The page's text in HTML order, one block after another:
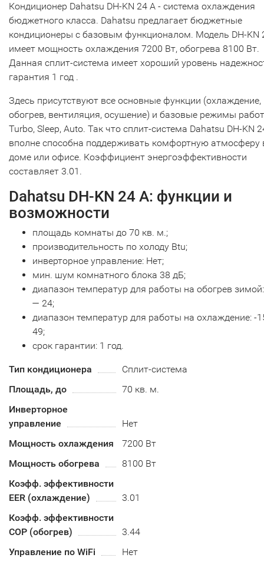
Кондиционер Dahatsu DH-KN 24 А - система охлаждения
бюджетного класса. Dahatsu предлагает бюджетные
кондиционеры с базовым функционалом. Модель DH-KN
имеет мощность охлаждения 7200 Вт, обогрева 8100 Вт.
Данная сплит-система имеет хороший уровень
гарантия 1 год .
Здесь присутствуют все основные функции (охлаждение,
обогрев, вентиляция, осушение) и базовые режимы
Turbo, Sleep, Auto. Так что сплит-система Dahatsu DH-KN
вполне способна поддерживать комфортную атмосферу
доме или офисе. Коэффициент энергоэффективности
составляет 3.01.
Dahatsu DH-KN 24 А: функции и
возможности
площадь комнаты до 70 кв. м.;
производительность по холоду Btu;
инверторное управление: Нет;
мин. шум комнатного блока 38 дБ;
диапазон температур для работы на обогрев
— 24;
диапазон температур для работы на охлаждение: -
49;
срок гарантии: 1 год.
Тип кондиционера
Сплит-система
Площадь, до
70 кв. м.
Инверторное
управление
Нет
Мощность охлаждения
7200 Вт
Мощность обогрева
8100 Вт
Коэфф. эффективности
EER (охлаждение)
3.01
Коэфф. эффективности
COP (обогрев)
3.44
Управление по WiFi
Нет